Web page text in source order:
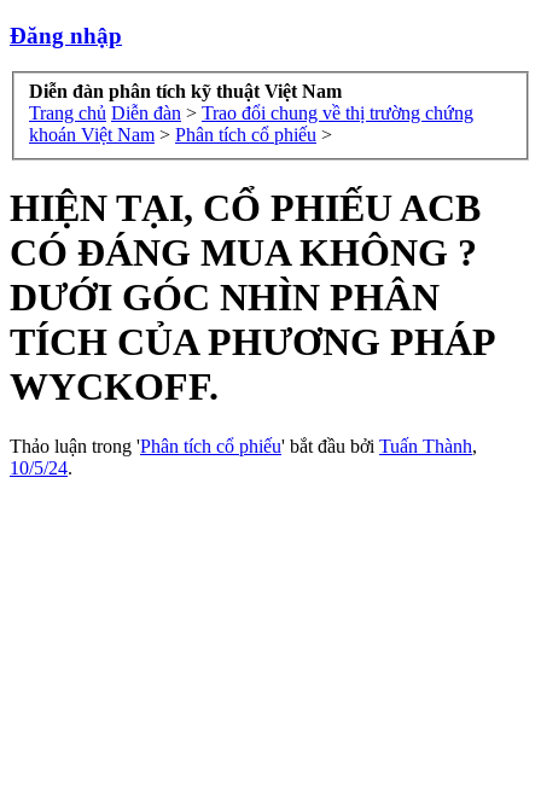
Đăng nhập
Diễn đàn phân tích kỹ thuật Việt Nam
Trang chủ Diễn đàn > Trao đổi chung về thị trường chứng
khoán Việt Nam > Phân tích cổ phiếu >
HIỆN TẠI, CỔ PHIẾU ACB
CÓ ĐÁNG MUA KHÔNG ?
DƯỚI GÓC NHÌN PHÂN
TÍCH CỦA PHƯƠNG PHÁP
WYCKOFF.
Thảo luận trong 'Phân tích cổ phiếu' bắt đầu bởi Tuấn Thành,
10/5/24.